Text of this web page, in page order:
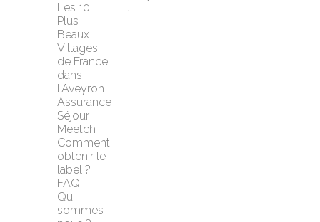
Les 10
Plus
Beaux
Villages
de France
dans
l'Aveyron
Assurance
Séjour
Meetch
Comment
obtenir le
label ?
FAQ
Qui
sommes-
...